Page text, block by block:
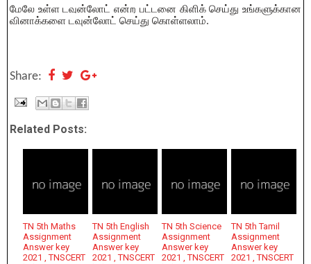
மேலே உள்ள டவுன்லோட் என்ற பட்டனை கிளிக் செய்து உங்களுக்கான
வினாக்களை டவுன்லோட் செய்து கொள்ளலாம்.
Share:
Related Posts:
TN 5th Maths
Assignment
Answer key
2021 , TNSCERT
TN 5th English
Assignment
Answer key
2021 , TNSCERT
TN 5th Science
Assignment
Answer key
2021 , TNSCERT
TN 5th Tamil
Assignment
Answer key
2021 , TNSCERT